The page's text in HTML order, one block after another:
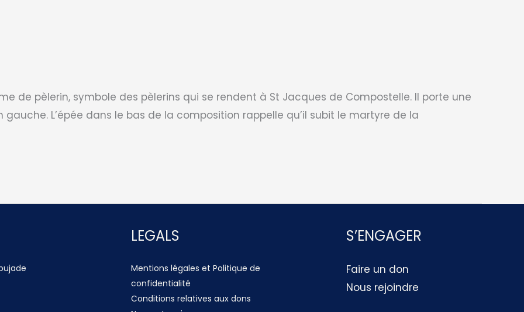
de pèlerin, symbole des pèlerins qui se rendent à St Jacques de Compostelle. Il porte une
L’épée dans le bas de la composition rappelle qu’il subit le martyre de la
LEGALS
Mentions légales et Politique de
confidentialité
Conditions relatives aux dons
S’ENGAGER
Faire un don
Nous rejoindre